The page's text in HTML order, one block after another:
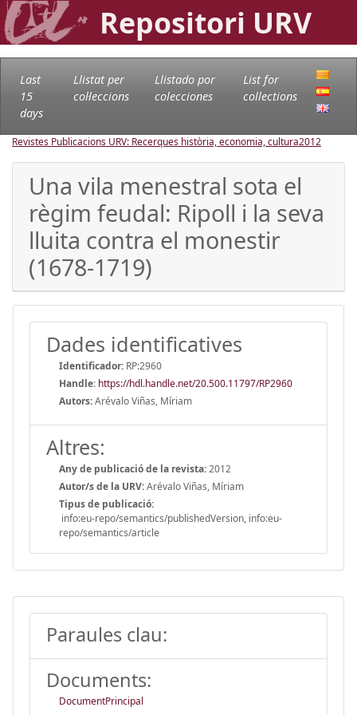
Repositori URV
Last
15
days
Llistat per
col·leccions
Llistado por
colecciones
List for
collections
Revistes Publicacions URV: Recerques història, economia, cultura2012
Una vila menestral sota el
règim feudal: Ripoll i la seva
lluita contra el monestir
(1678-1719)
Dades identificatives
Identificador: RP:2960
Handle: https://hdl.handle.net/20.500.11797/RP2960
Autors:Arévalo Viñas, Míriam
Altres:
Any de publicació de la revista:2012
Autor/s de la URV:Arévalo Viñas, Míriam
Tipus de publicació:
info:eu-repo/semantics/publishedVersion, info:eu-
repo/semantics/article
Paraules clau:
Documents:
DocumentPrincipal